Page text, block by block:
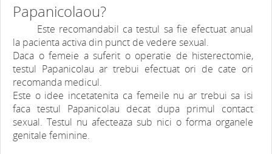
Papanicolaou?
Este recomandabil ca testul sa fie efectuat anual
la pacienta activa din punct de vedere sexual.
Daca o femeie a suferit o operatie de histerectomie,
testul Papanicolau ar trebui efectuat ori de cate ori
recomanda medicul.
Este o idee incetatenita ca femeile nu ar trebui sa isi
faca testul Papanicolau decat dupa primul contact
sexual. Testul nu afecteaza sub nici o forma organele
genitale feminine.